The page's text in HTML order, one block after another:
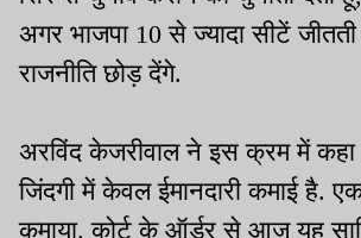
अगर भाजपा 10 से ज्यादा सीटें
राजनीति छोड़ देंगे.
अरविंद केजरीवाल ने इस क्रम में
जिंदगी में केवल ईमानदारी कमाई है.
कमाया. कोर्ट के ऑर्डर से आज यह